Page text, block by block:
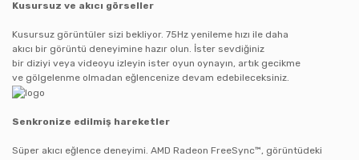
Kusursuz ve akıcı görseller
Kusursuz görüntüler sizi bekliyor. 75Hz yenileme hızı ile daha
akıcı bir görüntü deneyimine hazır olun. İster sevdiğiniz
bir diziyi veya videoyu izleyin ister oyun oynayın, artık gecikme
ve gölgelenme olmadan eğlencenize devam edebileceksiniz.
Senkronize edilmiş hareketler
Süper akıcı eğlence deneyimi. AMD Radeon FreeSync™, görüntüdeki